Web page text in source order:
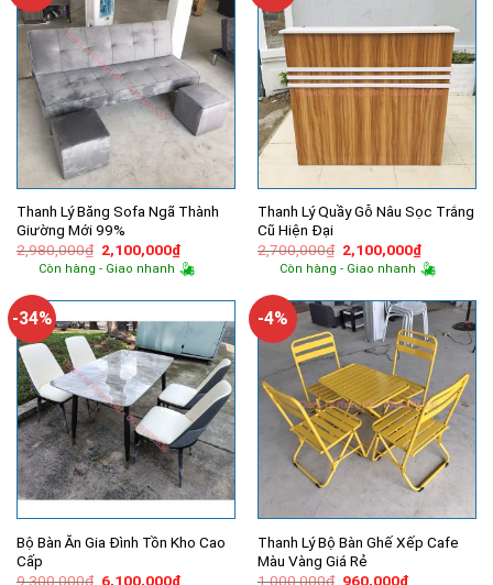
Thanh Lý Băng Sofa Ngã Thành
Giường Mới 99%
2,980,000₫ Giá
gốc
là:
2,100,000₫Giá
hiện
tại
2,100,000₫.
Còn hàng - Giao nhanh
Thanh Lý Quầy Gỗ Nâu Sọc Trắng
Cũ Hiện Đại
2,700,000₫ Giá
gốc
là:
2,100,000₫Giá
hiện
tại
Còn hàng - Giao nhanh
-34%
Bộ Bàn Ăn Gia Đình Tồn Kho Cao
Cấp
9,300,000₫ Giá
6,100,000₫Giá
-4%
Thanh Lý Bộ Bàn Ghế Xếp Cafe
Màu Vàng Giá Rẻ
1,000,000₫ Giá
960,000₫Giá